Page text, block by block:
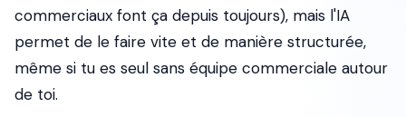
commerciaux font ça depuis toujours), mais l'IA
permet de le faire vite et de manière structurée,
même si tu es seul sans équipe commerciale autour
de toi.